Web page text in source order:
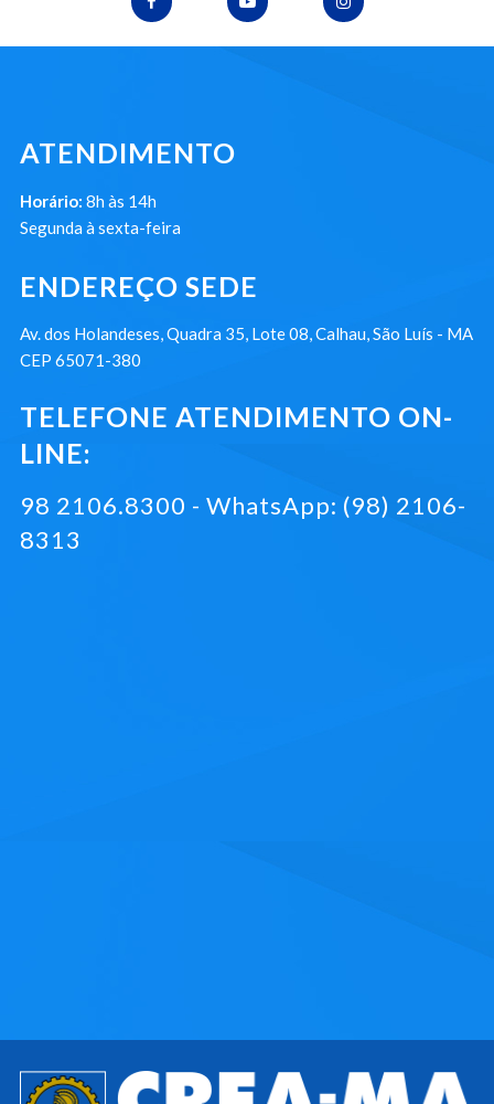
ATENDIMENTO
Horário: 8h às 14h
Segunda à sexta-feira
ENDEREÇO SEDE
Av. dos Holandeses, Quadra 35, Lote 08, Calhau, São Luís - MA
CEP 65071-380
TELEFONE ATENDIMENTO ON-
LINE:
98 2106.8300 - WhatsApp: (98) 2106-
8313